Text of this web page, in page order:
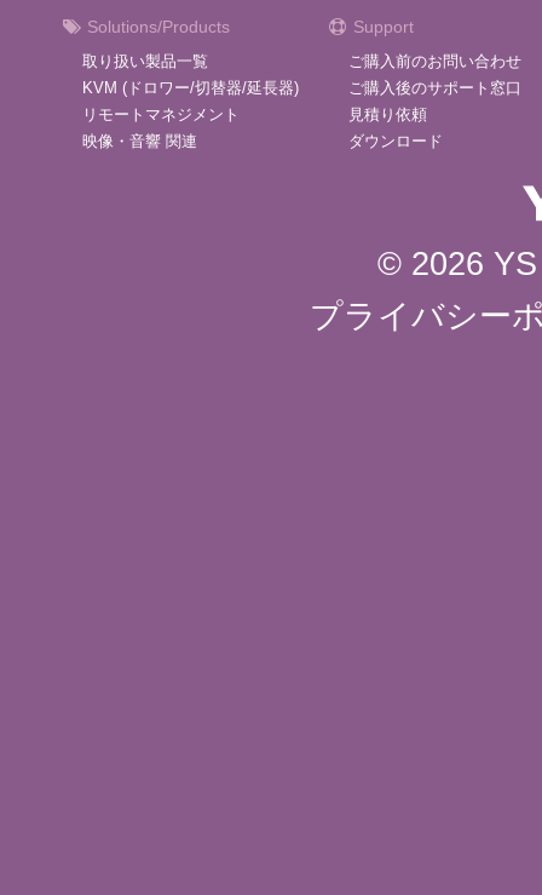
Solutions/Products
取り扱い製品一覧
KVM (ドロワー/切替器/延長器)
リモートマネジメント
映像・音響 関連
Support
ご購入前のお問い合わせ
ご購入後のサポート窓口
見積り依頼
ダウンロード
© 2026
プライバシー